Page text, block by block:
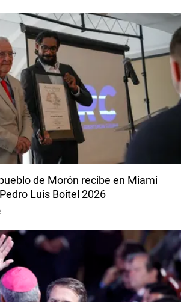
de Morón recibe en Miami
Luis Boitel 2026